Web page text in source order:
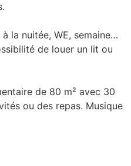
la nuitée, WE, semaine…
de louer un lit ou
de 80 m² avec 30
ou des repas. Musique